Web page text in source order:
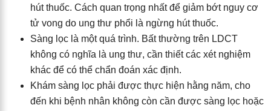
hút thuốc. Cách quan trọng nhất để giảm bớt nguy cơ
tử vong do ung thư phổi là ngừng hút thuốc.
Sàng lọc là một quá trình. Bất thường trên LDCT
không có nghĩa là ung thư, cần thiết các xét nghiệm
khác để có thể chẩn đoán xác định.
Khám sàng lọc phải được thực hiện hằng năm, cho
đến khi bệnh nhân không còn cần được sàng lọc hoặc